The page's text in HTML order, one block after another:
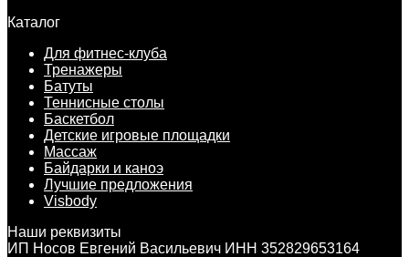
Каталог
Для фитнес-клуба
Тренажеры
Батуты
Теннисные столы
Баскетбол
Детские игровые площадки
Массаж
Байдарки и каноэ
Лучшие предложения
Visbody
Наши реквизиты
ИП Носов Евгений Васильевич ИНН 352829653164